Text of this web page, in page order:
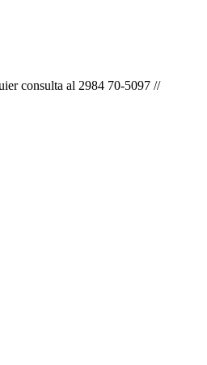
consulta al 2984 70-5097 //